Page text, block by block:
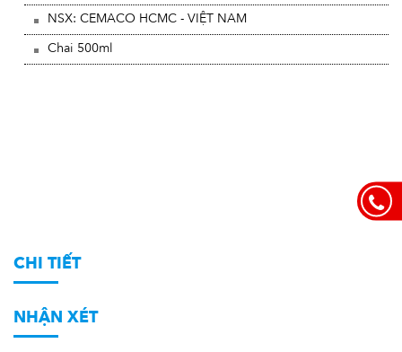
NSX: CEMACO HCMC - VIỆT NAM
Chai 500ml
CHI TIẾT
NHẬN XÉT